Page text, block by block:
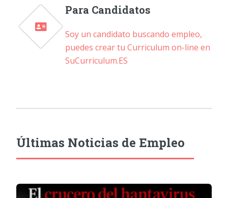
Para Candidatos
Soy un candidato buscando empleo,
puedes crear tu Curriculum on-line en
SuCurriculum.ES
Últimas Noticias de Empleo